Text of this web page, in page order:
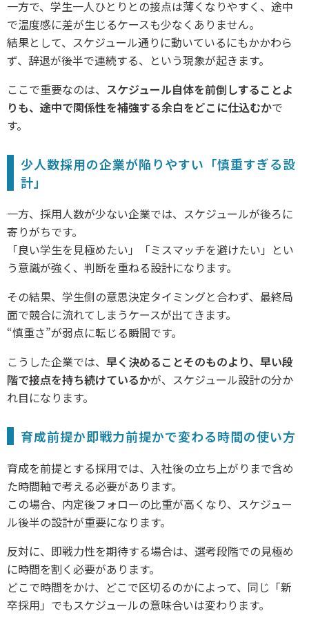
一方で、学生一人ひとりとの接点は薄くなりやすく、途中
で温度感に差が生じるケースも少なくありません。
結果として、スケジュール通りに動いているにもかかわら
ず、辞退が後半で連続する、という現象が起きます。
ここで重要なのは、 スケジュール自体を前倒しすることよ
りも、途中で関係性を補強する余白をどこに仕込むかで
す。
少人数採用の企業が陥りやすい「慎重すぎる設
計」
一方、採用人数が少ない企業では、スケジュールが後ろに
寄りがちです。
「良い学生を見極めたい」「ミスマッチを避けたい」とい
う意識が強く、判断を重ねる設計になります。
その結果、学生側の意思決定タイミングと合わず、最終局
面で競合に流れてしまうケースが出てきます。
“慎重さ”が弱点に転じる瞬間です。
こうした企業では、 早く決めることそのものより、早い段
階で接点を持ち続けているかが、スケジュール設計の分か
れ目になります。
育成前提か即戦力前提かで変わる時間の使い方
育成を前提とする採用では、入社後の立ち上がりまで含め
た時間軸で考える必要があります。
この場合、内定後フォローの比重が高くなり、スケジュー
ル後半の設計が重要になります。
反対に、即戦力性を期待する場合は、選考段階での見極め
に時間を割く必要があります。
どこで時間をかけ、どこで区切るのかによって、同じ「新
卒採用」でもスケジュールの意味合いは変わります。